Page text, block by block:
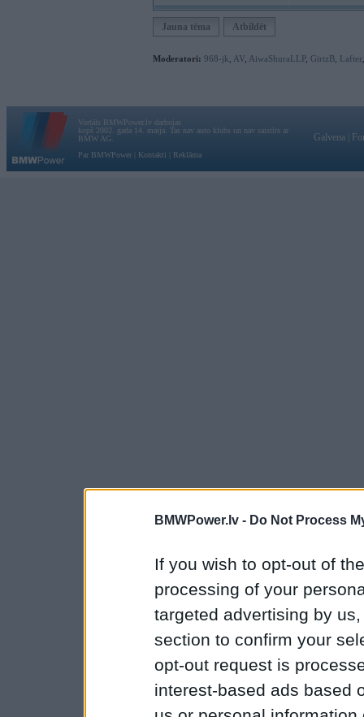
BMWPower.lv - Do Not Process
If you wish to opt-out of
processing of your
targeted advertising by
section to confirm your
opt-out request is
interest-based ads based
Jauna tēma Atbildēt
Moderatori: 968-jk AV AiwaShuraLLP, GirtzB Lafter
Vortāls BMWPower.lv darbojas
kopš 2002. gada 14. maija. Tas nav auto klubs un nav saistīts ar
BMW AG.
Par BMWPower
Kontakti Reklāma
Galvena